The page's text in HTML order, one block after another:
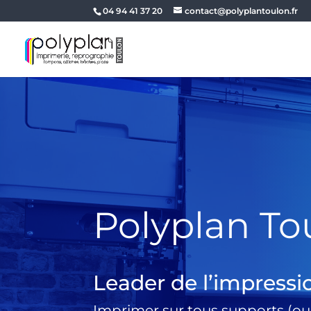
04 94 41 37 20 contact@polyplantoulon.fr
Polyplan
Leader de